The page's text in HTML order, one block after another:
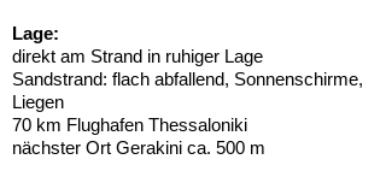
Lage:
direkt am Strand in ruhiger Lage
Sandstrand: flach abfallend, Sonnenschirme,
Liegen
70 km Flughafen Thessaloniki
nächster Ort Gerakini ca. 500 m